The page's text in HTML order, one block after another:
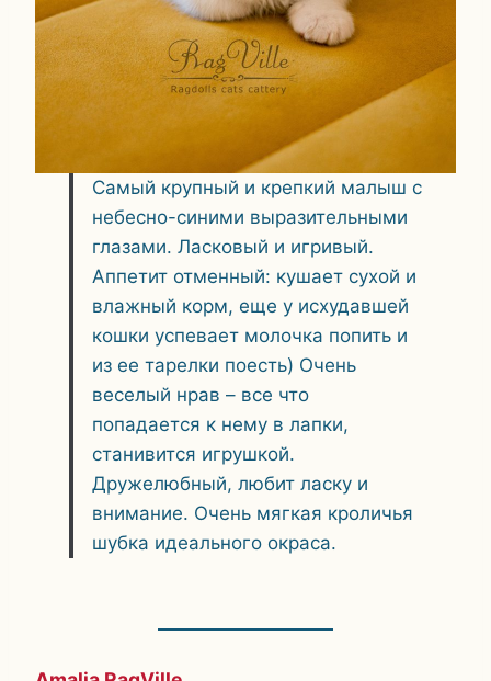
Самый крупный и крепкий малыш с
небесно-синими выразительными
глазами. Ласковый и игривый.
Аппетит отменный: кушает сухой и
влажный корм, еще у исхудавшей
кошки успевает молочка попить и
из ее тарелки поесть) Очень
веселый нрав – все что
попадается к нему в лапки,
станивится игрушкой.
Дружелюбный, любит ласку и
внимание. Очень мягкая кроличья
шубка идеального окраса.